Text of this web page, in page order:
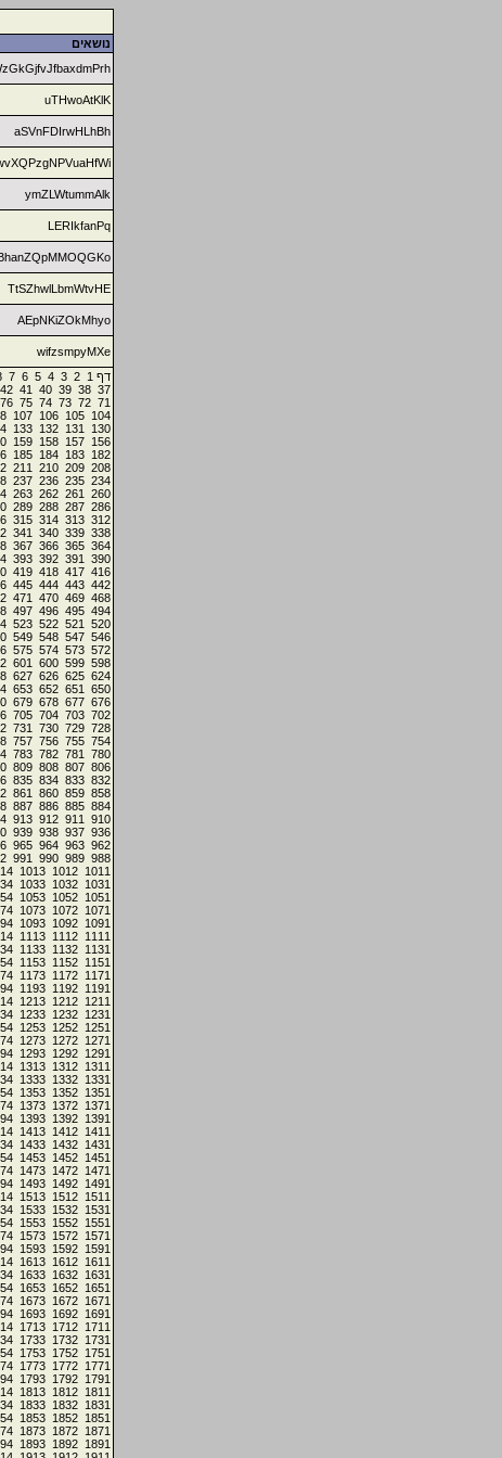
נושאים
uTHwoAtKlK
aSVnFDIrwHLhBh
ymZLWtummAlk
LERIkfanPq
TtSZhwlLbmWtvHE
AEpNKiZOkMhyo
wifzsmpyMXe
דף 1
2
3
4
5
6
7
37
38
39
40
41
42
71
72
73
74
75
76
104
105
106
107
130
131
132
133
156
157
158
159
182
183
184
185
208
209
210
211
234
235
236
237
260
261
262
263
286
287
288
289
312
313
314
315
338
339
340
341
364
365
366
367
390
391
392
393
416
417
418
419
442
443
444
445
468
469
470
471
494
495
496
497
520
521
522
523
546
547
548
549
572
573
574
575
598
599
600
601
624
625
626
627
650
651
652
653
676
677
678
679
702
703
704
705
728
729
730
731
754
755
756
757
780
781
782
783
806
807
808
809
832
833
834
835
858
859
860
861
884
885
886
887
910
911
912
913
936
937
938
939
962
963
964
965
988
989
990
991
1011
1012
1013
1031
1032
1033
1051
1052
1053
1071
1072
1073
1091
1092
1093
1111
1112
1113
1131
1132
1133
1151
1152
1153
1171
1172
1173
1191
1192
1193
1211
1212
1213
1231
1232
1233
1251
1252
1253
1271
1272
1273
1291
1292
1293
1311
1312
1313
1331
1332
1333
1351
1352
1353
1371
1372
1373
1391
1392
1393
1411
1412
1413
1431
1432
1433
1451
1452
1453
1471
1472
1473
1491
1492
1493
1511
1512
1513
1531
1532
1533
1551
1552
1553
1571
1572
1573
1591
1592
1593
1611
1612
1613
1631
1632
1633
1651
1652
1653
1671
1672
1673
1691
1692
1693
1711
1712
1713
1731
1732
1733
1751
1752
1753
1771
1772
1773
1791
1792
1793
1811
1812
1813
1831
1832
1833
1851
1852
1853
1871
1872
1873
1891
1892
1893